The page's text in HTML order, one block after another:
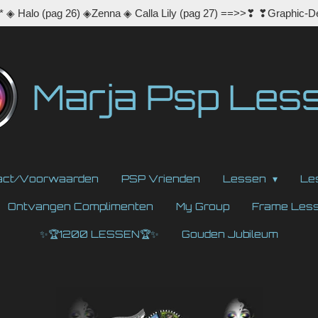
Halo (pag 26) ◈Zenna ◈ Calla Lily (pag 27) ==>>❣ ❣Graphic-
Marja Psp
Voorwaarden PSP Vrienden Lessen
Ontvangen Complimenten My Group Frame
✨🏆1200 LESSEN🏆✨ Gouden Jubileum